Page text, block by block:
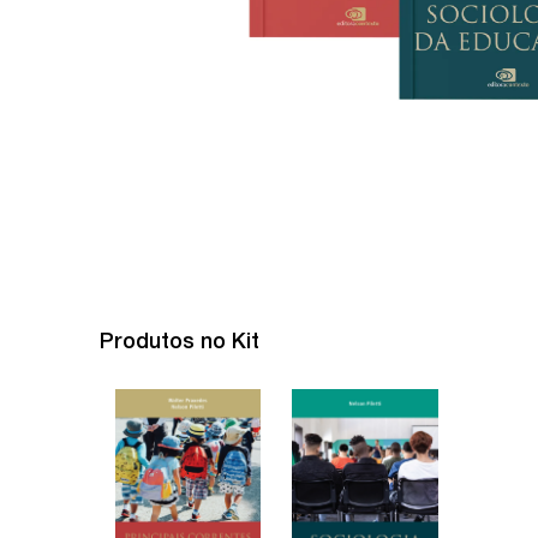
Produtos no Kit